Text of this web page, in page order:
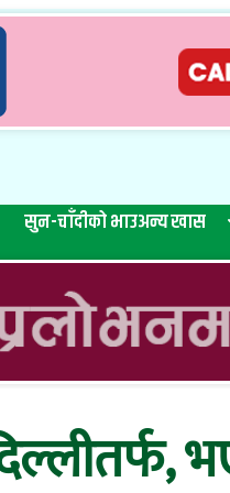
सुन-चाँदीको भाउअन्य खास